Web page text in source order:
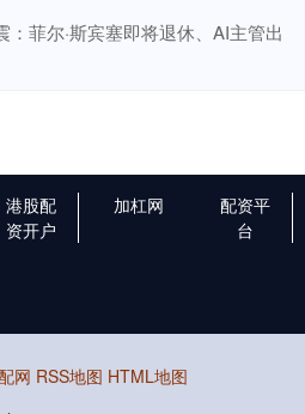
菲尔·斯宾塞即将退休、AI主管出
港股配
资开户
加杠网
配资平
台
网 RSS地图 HTML地图